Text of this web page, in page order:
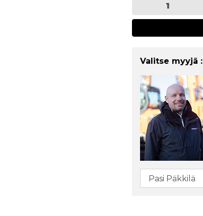
Valitse myyjä :